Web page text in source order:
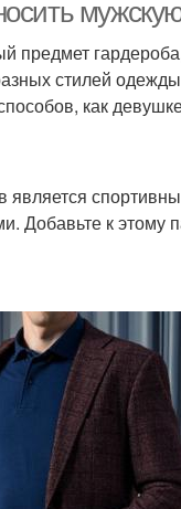
стилей
как
Добавьте к этому